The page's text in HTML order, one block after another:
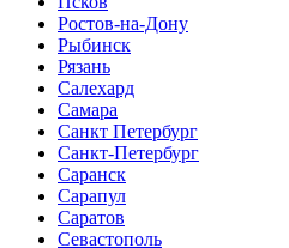
Ростов-на-Дону
Рыбинск
Рязань
Салехард
Самара
Санкт Петербург
Санкт-Петербург
Саранск
Сарапул
Саратов
Севастополь